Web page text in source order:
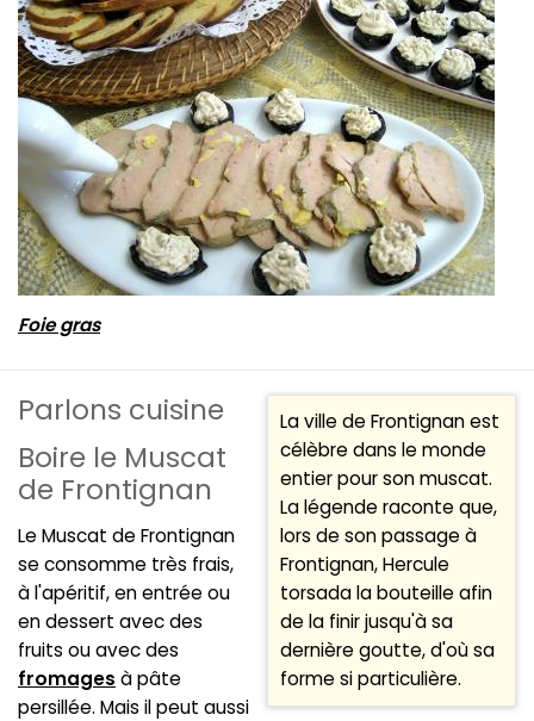
Foie gras
La ville de Frontignan est
célèbre dans le monde
entier pour son muscat.
La légende raconte que,
lors de son passage à
Frontignan, Hercule
torsada la bouteille afin
de la finir jusqu'à sa
dernière goutte, d'où sa
forme si particulière.
Parlons cuisine
Boire le Muscat
de Frontignan
Le Muscat de Frontignan
se consomme très frais,
à l'apéritif, en entrée ou
en dessert avec des
fruits ou avec des
fromages à pâte
persillée. Mais il peut aussi